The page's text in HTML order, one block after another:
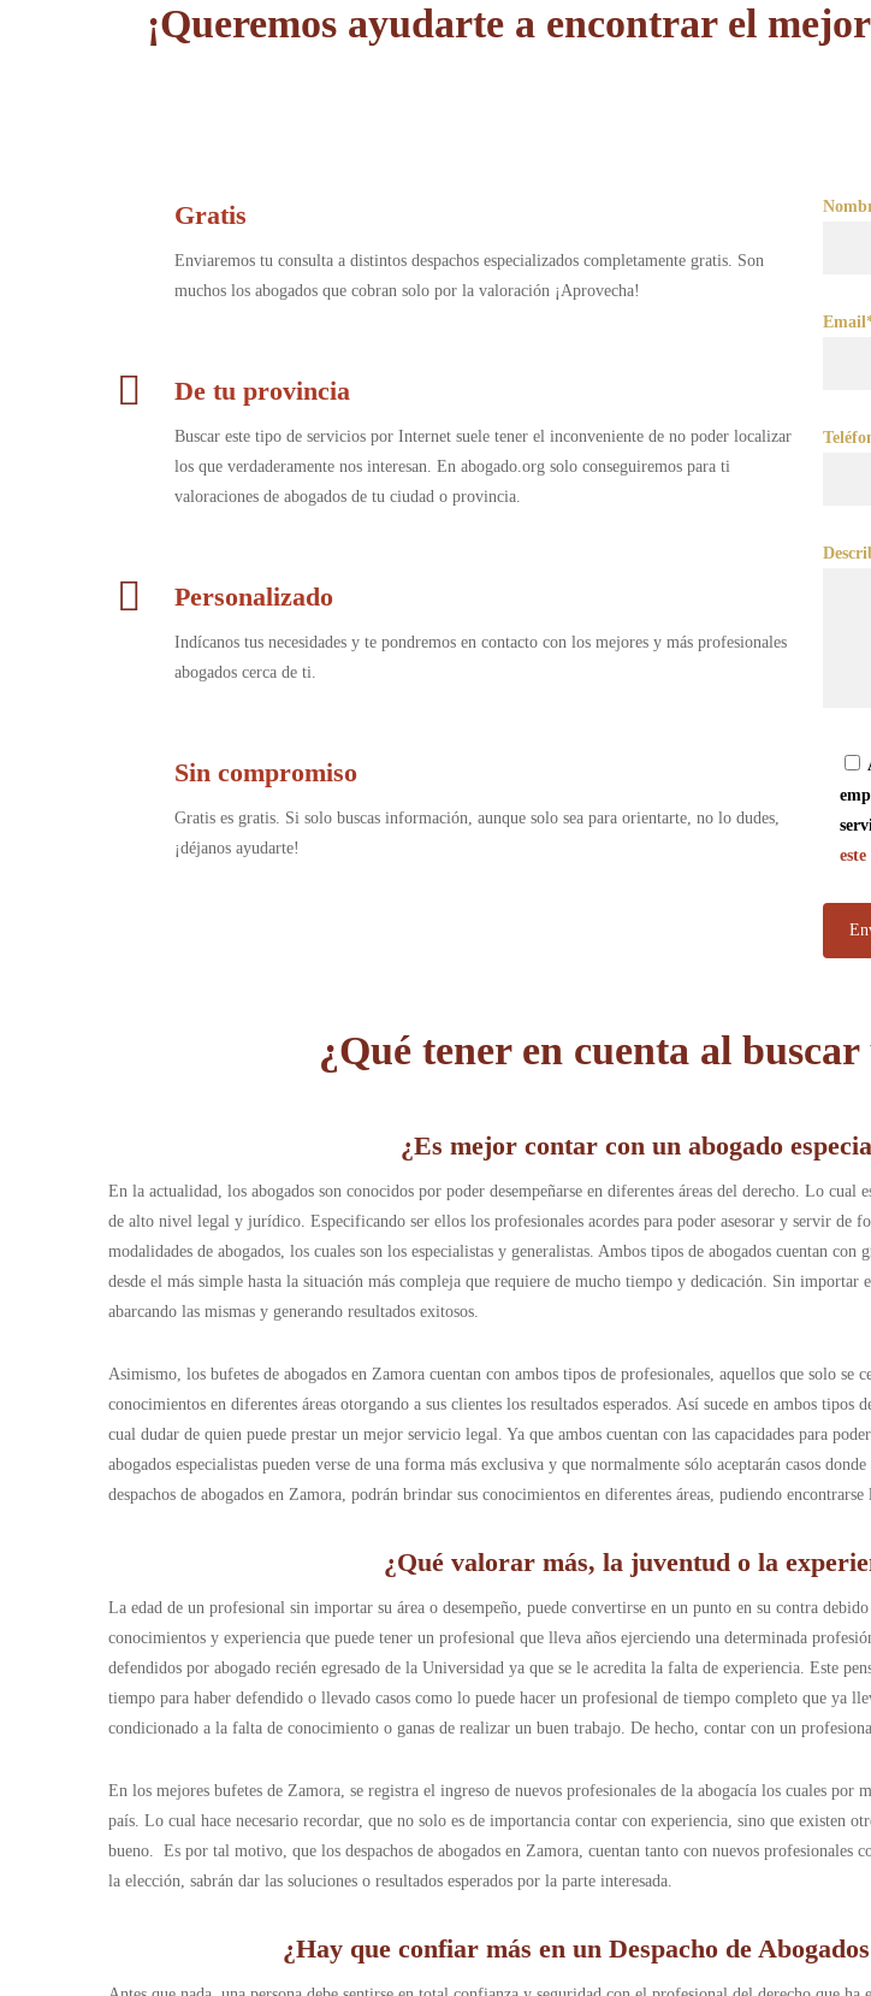
¡Queremos ayudarte a encontrar el
Gratis
Enviaremos tu consulta a distintos despachos especializados completamente gratis. Son
muchos los abogados que cobran solo por la valoración ¡Aprovecha!
De tu provincia
Buscar este tipo de servicios por Internet suele tener el inconveniente de no poder localizar
los que verdaderamente nos interesan. En abogado.org solo conseguiremos para ti
valoraciones de abogados de tu ciudad o provincia.
Personalizado
Indícanos tus necesidades y te pondremos en contacto con los mejores y más profesionales
abogados cerca de ti.
Sin compromiso
Gratis es gratis. Si solo buscas información, aunque solo sea para orientarte, no lo dudes,
¡déjanos ayudarte!
este
¿Qué tener en cuenta al
¿Es mejor contar con un abogado
En la actualidad, los abogados son conocidos por poder desempeñarse en diferentes áreas del derecho. Lo cual
de alto nivel legal y jurídico. Especificando ser ellos los profesionales acordes para poder asesorar y servir de
modalidades de abogados, los cuales son los especialistas y generalistas. Ambos tipos de abogados cuentan
desde el más simple hasta la situación más compleja que requiere de mucho tiempo y dedicación. Sin
abarcando las mismas y generando resultados exitosos.
Asimismo, los bufetes de abogados en Zamora cuentan con ambos tipos de profesionales, aquellos que solo
conocimientos en diferentes áreas otorgando a sus clientes los resultados esperados. Así sucede en ambos
cual dudar de quien puede prestar un mejor servicio legal. Ya que ambos cuentan con las capacidades para
abogados especialistas pueden verse de una forma más exclusiva y que normalmente sólo aceptarán casos
despachos de abogados en Zamora, podrán brindar sus conocimientos en diferentes áreas, pudiendo
¿Qué valorar más, la juventud o la
La edad de un profesional sin importar su área o desempeño, puede convertirse en un punto en su contra
conocimientos y experiencia que puede tener un profesional que lleva años ejerciendo una determinada
defendidos por abogado recién egresado de la Universidad ya que se le acredita la falta de experiencia. Este
tiempo para haber defendido o llevado casos como lo puede hacer un profesional de tiempo completo que ya
condicionado a la falta de conocimiento o ganas de realizar un buen trabajo. De hecho, contar con un
En los mejores bufetes de Zamora, se registra el ingreso de nuevos profesionales de la abogacía los cuales
país.Lo cual hace necesario recordar, que no solo es de importancia contar con experiencia, sino que existen
bueno. Es por tal motivo, que los despachos de abogados en Zamora, cuentan tanto con nuevos profesionales
la elección, sabrán dar las soluciones o resultados esperados por la parte interesada.
¿Hay que confiar más en un Despacho de